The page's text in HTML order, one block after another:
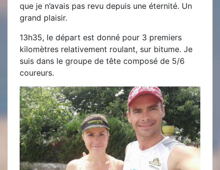
que je n’avais pas revu depuis une éternité. Un
grand plaisir.
13h35, le départ est donné pour 3 premiers
kilomètres relativement roulant, sur bitume. Je
suis dans le groupe de tête composé de 5/6
coureurs.